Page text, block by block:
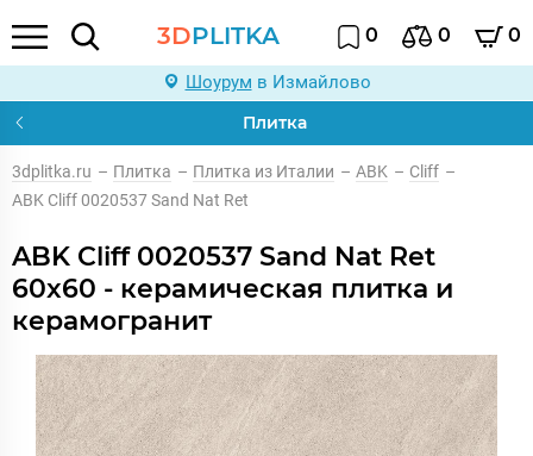
3DPLITKA 0 0 0
Шоурум в Измайлово
Плитка
3dplitka.ru – Плитка – Плитка из Италии – ABK – Cliff –
ABK Cliff 0020537 Sand Nat Ret
ABK Cliff 0020537 Sand Nat Ret
60x60 - керамическая плитка и
керамогранит